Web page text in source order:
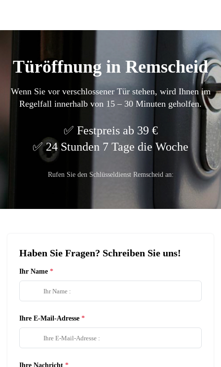
Türöffnung in Remscheid
Wenn Sie vor verschlossener Tür stehen, wird Ihnen im
Regelfall innerhalb von 15 – 30 Minuten geholfen.
Festpreis ab 39 €
24 Stunden 7 Tage die Woche
Rufen Sie den Schlüsseldienst Remscheid an:
Haben Sie Fragen? Schreiben Sie uns!
Ihr Name
Ihre E-Mail-Adresse
Ihre Nachricht